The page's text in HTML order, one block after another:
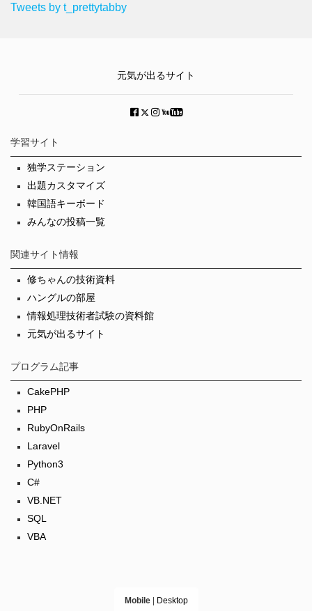
Tweets by t_prettytabby
元気が出るサイト
学習サイト
独学ステーション
出題カスタマイズ
韓国語キーボード
みんなの投稿一覧
関連サイト情報
修ちゃんの技術資料
ハングルの部屋
情報処理技術者試験の資料館
元気が出るサイト
プログラム記事
CakePHP
PHP
RubyOnRails
Laravel
Python3
C#
VB.NET
SQL
VBA
Mobile| Desktop